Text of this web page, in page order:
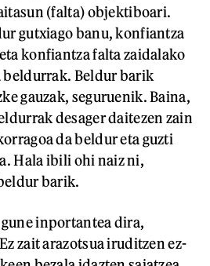
(falta) objektiboari.
gutxiago banu, konfiantza
konfiantza falta zaidalako
beldurrak. Beldur barik
gauzak, seguruenik. Baina,
desager daitezen zain
da beldur eta guzti
Hala ibili ohi naiz ni,
barik.
inportantea dira,
zait arazotsua iruditzen ez-